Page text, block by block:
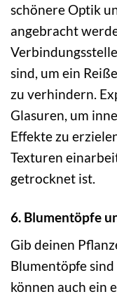
schönere Optik
angebracht
sind, um ein
zu verhindern.
Glasuren, um
Effekte zu
Texturen
getrocknet ist.
6. Blumentöpfe
Gib deinen
Blumentöpfe
können auch ein